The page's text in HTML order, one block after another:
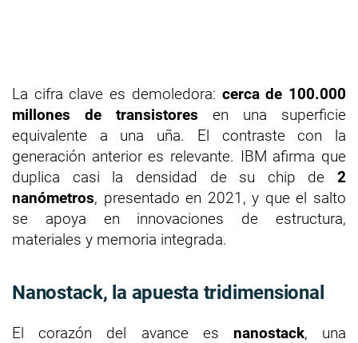
La cifra clave es demoledora: cerca de 100.000
millones de transistores en una superficie
equivalente a una uña. El contraste con la
generación anterior es relevante. IBM afirma que
duplica casi la densidad de su chip de 2
nanómetros, presentado en 2021, y que el salto
se apoya en innovaciones de estructura,
materiales y memoria integrada.
Nanostack, la apuesta tridimensional
El corazón del avance es nanostack, una